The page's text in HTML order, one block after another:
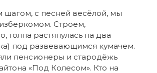
с песней весёлой, мы
Строем,
толпа растянулась на два
под развевающимся кумачем.
пенсионеры и стародёжь
«Под Колесом». Кто на